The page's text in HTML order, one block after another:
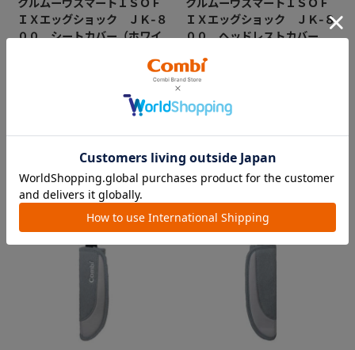
クルムーヴスマートＩＳＯＦ
ＩＸエッグショック ＪＫ-８
００ シートカバー（ホワイ
※全体のシートカバーのみとな
クルムーヴスマートＩＳＯＦ
ＩＸエッグショック ＪＫ-８
００ ヘッドレストカバー
※ヘッドレストのカバーのみと